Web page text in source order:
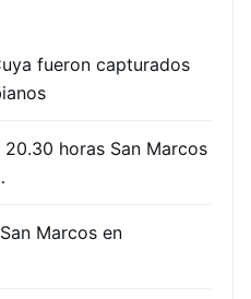
fueron capturados
horas San Marcos
Marcos en